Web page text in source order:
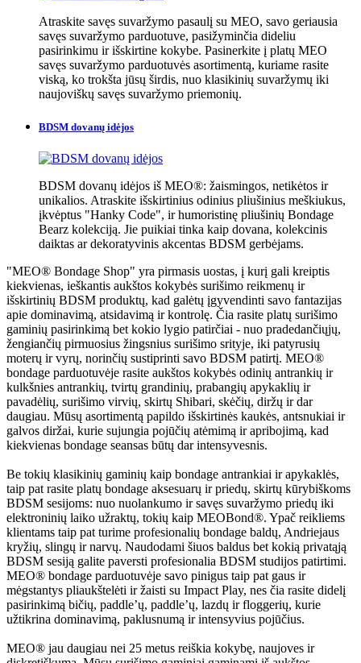
Atraskite savęs suvaržymo pasaulį su MEO, savo geriausia
savęs suvaržymo parduotuve, pasižyminčia dideliu
pasirinkimu ir išskirtine kokybe. Pasinerkite į platų MEO
savęs suvaržymo parduotuvės asortimentą, kuriame rasite
viską, ko trokšta jūsų širdis, nuo klasikinių suvaržymų iki
naujoviškų savęs suvaržymo priemonių.
BDSM dovanų idėjos
BDSM dovanų idėjos iš MEO®: žaismingos, netikėtos ir
unikalios. Atraskite išskirtinius odinius pliušinius meškiukus,
įkvėptus "Hanky Code", ir humoristinę pliušinių Bondage
Bearz kolekciją. Jie puikiai tinka kaip dovana, kolekcinis
daiktas ar dekoratyvinis akcentas BDSM gerbėjams.
"MEO® Bondage Shop" yra pirmasis uostas, į kurį gali kreiptis
kiekvienas, ieškantis aukštos kokybės surišimo reikmenų ir
išskirtinių BDSM produktų, kad galėtų įgyvendinti savo fantazijas
apie dominavimą, atsidavimą ir kontrolę. Čia rasite platų surišimo
gaminių pasirinkimą bet kokio lygio patirčiai - nuo pradedančiųjų,
žengiančių pirmuosius žingsnius surišimo srityje, iki patyrusių
moterų ir vyrų, norinčių sustiprinti savo BDSM patirtį. MEO®
bondage parduotuvėje rasite aukštos kokybės odinių antrankių ir
kulkšnies antrankių, tvirtų grandinių, prabangių apykaklių ir
pavadėlių, surišimo virvių, skirtų Shibari, skėčių, diržų ir dar
daugiau. Mūsų asortimentą papildo išskirtinės kaukės, antsnukiai ir
galvos diržai, kurie sujungia pojūčių atėmimą ir apribojimą, kad
kiekvienas bondage seansas būtų dar intensyvesnis.
Be tokių klasikinių gaminių kaip bondage antrankiai ir apykaklės,
taip pat rasite platų bondage aksesuarų ir priedų, skirtų kūrybiškoms
BDSM sesijoms: nuo nuolankumo ir savęs suvaržymo priedų iki
elektroninių laiko užraktų, tokių kaip MEOBond®. Ypač reikliems
klientams taip pat turime profesionalių bondage baldų, Andriejaus
kryžių, slingų ir narvų. Naudodami šiuos baldus bet kokią privatąją
BDSM sesiją galite paversti profesionalia BDSM studijos patirtimi.
MEO® bondage parduotuvėje savo pinigus taip pat gaus ir
mėgstantys pliaukštelėti ir žaisti su Impact Play, nes čia rasite didelį
pasirinkimą bičių, paddle’ų, paddle’ų, lazdų ir floggerių, kurie
užtikrina dominavimą, paklusnumą ir intensyvius pojūčius.
MEO® jau daugiau nei 25 metus reiškia kokybę, naujoves ir